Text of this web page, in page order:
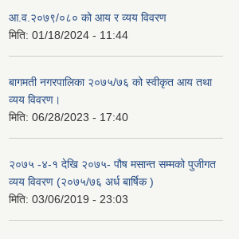
आ.व.२०७९/०८० को आय र व्यय विवरण
मिति: 01/18/2024 - 11:44
बागमती नगरपालिका २०७५/७६ को स्वीकृत आय तथा
व्यय विवरण।
मिति: 06/28/2023 - 17:40
२०७५ -४-१ देखि २०७५- पौष मसान्त सम्मको पुजीगत
व्यय विवरण (२०७५/७६ अर्ध बार्षिक )
मिति: 03/06/2019 - 23:03